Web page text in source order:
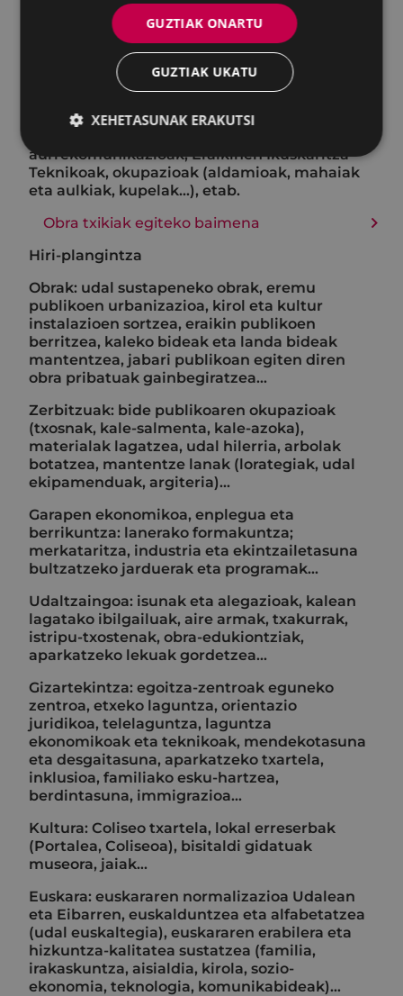
prezio publikoak; hobariak eta salbuespenak,
erreziboak, ordainketak geroratzea eta
zatikatzea, banku-helbideratzeak, helbide
fiskala, bermeak eta abalak, konpentsazioak
eta enbargoak…
Hirigintza eta ingurumena: obra baimenak
aurrekomunikazioak, Eraikinen Ikuskaritza
Teknikoak, okupazioak (aldamioak, mahaiak
eta aulkiak, kupelak...), etab.
Obra txikiak egiteko baimena
Hiri-plangintza
Obrak: udal sustapeneko obrak, eremu
publikoen urbanizazioa, kirol eta kultur
instalazioen sortzea, eraikin publikoen
berritzea, kaleko bideak eta landa bideak
mantentzea, jabari publikoan egiten diren
obra pribatuak gainbegiratzea…
Zerbitzuak: bide publikoaren okupazioak
(txosnak, kale-salmenta, kale-azoka),
materialak lagatzea, udal hilerria, arbolak
botatzea, mantentze lanak (lorategiak, udal
ekipamenduak, argiteria)...
Garapen ekonomikoa, enplegua eta
berrikuntza: lanerako formakuntza;
merkataritza, industria eta ekintzailetasuna
bultzatzeko jarduerak eta programak...
Udaltzaingoa: isunak eta alegazioak, kalean
lagatako ibilgailuak, aire armak, txakurrak,
istripu-txostenak, obra-edukiontziak,
aparkatzeko lekuak gordetzea...
Gizartekintza: egoitza-zentroak eguneko
zentroa, etxeko laguntza, orientazio
juridikoa, telelaguntza, laguntza
ekonomikoak eta teknikoak, mendekotasuna
eta desgaitasuna, aparkatzeko txartela,
inklusioa, familiako esku-hartzea,
berdintasuna, immigrazioa...
Kultura: Coliseo txartela, lokal erreserbak
(Portalea, Coliseoa), bisitaldi gidatuak
museora, jaiak...
Euskara: euskararen normalizazioa Udalean
eta Eibarren, euskalduntzea eta alfabetatzea
(udal euskaltegia), euskararen erabilera eta
hizkuntza-kalitatea sustatzea (familia,
irakaskuntza, aisialdia, kirola, sozio-
ekonomia, teknologia, komunikabideak)…
GUZTIAK ONARTU
GUZTIAK UKATU
XEHETASUNAK ERAKUTSI